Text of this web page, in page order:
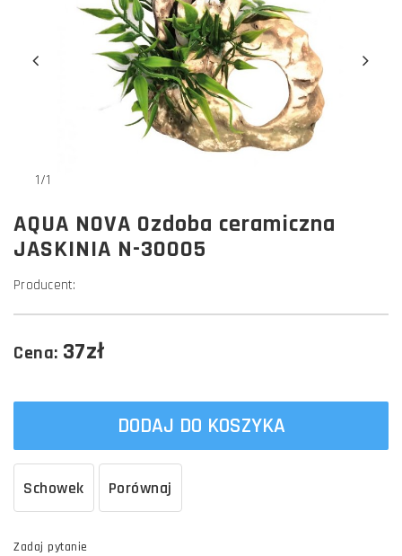
1/1
AQUA NOVA Ozdoba ceramiczna
JASKINIA N-30005
Producent:
Cena: 37zł
DODAJ DO KOSZYKA
Schowek Porównaj
Zadaj pytanie